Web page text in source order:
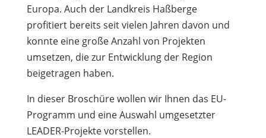
Europa. Auch der Landkreis Haßberge
profitiert bereits seit vielen Jahren davon und
konnte eine große Anzahl von Projekten
umsetzen, die zur Entwicklung der Region
beigetragen haben.
In dieser Broschüre wollen wir Ihnen das EU-
Programm und eine Auswahl umgesetzter
LEADER-Projekte vorstellen.